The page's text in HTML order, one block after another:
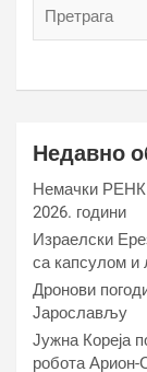
Недавно
Немачки РЕНК
2026. години
Израелски
са капсулом и
Дронови
Јарослављу
Јужна Кореја
робота